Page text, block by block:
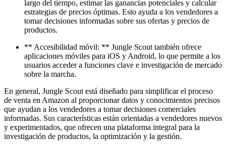
largo del tiempo, estimar las ganancias potenciales y calcular
estrategias de precios óptimas. Esto ayuda a los vendedores a
tomar decisiones informadas sobre sus ofertas y precios de
productos.
** Accesibilidad móvil: ** Jungle Scout también ofrece
aplicaciones móviles para iOS y Android, lo que permite a los
usuarios acceder a funciones clave e investigación de mercado
sobre la marcha.
En general, Jungle Scout está diseñado para simplificar el proceso
de venta en Amazon al proporcionar datos y conocimientos precisos
que ayudan a los vendedores a tomar decisiones comerciales
informadas. Sus características están orientadas a vendedores nuevos
y experimentados, que ofrecen una plataforma integral para la
investigación de productos, la optimización y la gestión.